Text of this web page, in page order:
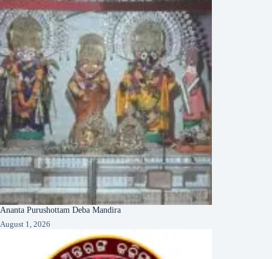
Ananta Purushottam Deba Mandira
August 1, 2026